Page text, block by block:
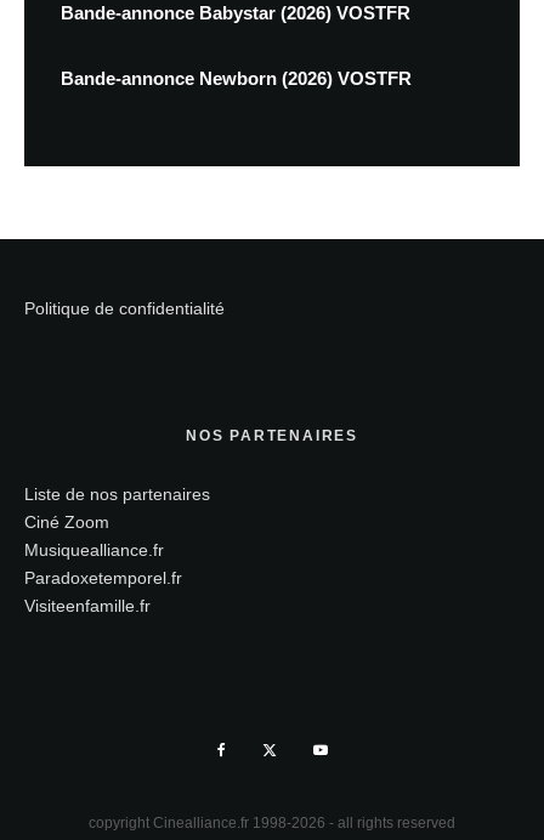
Bande-annonce Babystar (2026) VOSTFR
Bande-annonce Newborn (2026) VOSTFR
Politique de confidentialité
NOS PARTENAIRES
Liste de nos partenaires
Ciné Zoom
Musiquealliance.fr
Paradoxetemporel.fr
Visiteenfamille.fr
copyright Cinealliance.fr 1998-2026 - all rights reserved